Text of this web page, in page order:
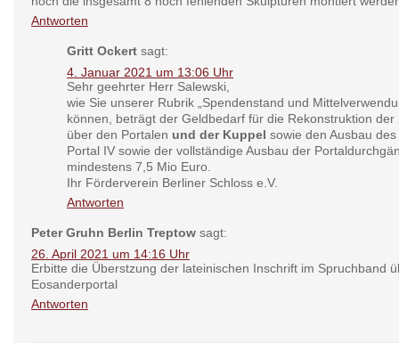
Antworten
Gritt Ockert sagt:
4. Januar 2021 um 13:06 Uhr
Sehr geehrter Herr Salewski,
wie Sie unserer Rubrik „Spendenstand und
können, beträgt der Geldbedarf für die Rekonstruktion
über den Portalen und der Kuppel sowie den Ausbau
Portal IV sowie der vollständige Ausbau der
mindestens 7,5 Mio Euro.
Ihr Förderverein Berliner Schloss e.V.
Antworten
Peter Gruhn Berlin Treptow sagt:
26. April 2021 um 14:16 Uhr
Erbitte die Überstzung der lateinischen Inschrift im Spruchband
Eosanderportal
Antworten